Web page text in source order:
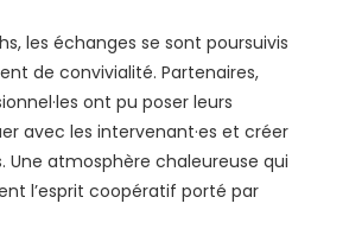
les échanges se sont poursuivis
de convivialité. Partenaires,
ont pu poser leurs
avec les intervenant·es et créer
Une atmosphère chaleureuse qui
l’esprit coopératif porté par